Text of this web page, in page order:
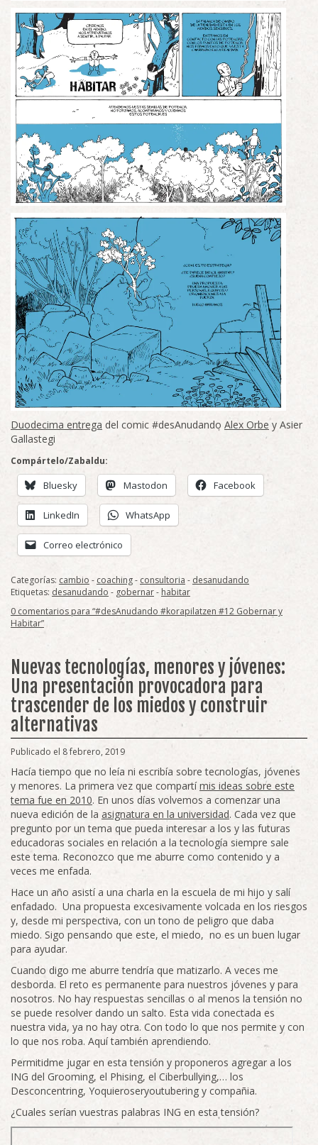
Duodecima entrega del comic #desAnudando Alex Orbey Asier
Gallastegi
Compártelo/Zabaldu:
Bluesky Mastodon Facebook
LinkedIn WhatsApp
Correo electrónico
Categorías: cambio -coaching- consultoria - desanudando
Etiquetas: desanudando - gobernar- habitar
0 comentarios para “#desAnudando #korapilatzen #12 Gobernar y
Habitar”
Nuevas tecnologías, menores y jóvenes:
Una presentación provocadora para
trascender de los miedos y construir
alternativas
Publicado el 8 febrero, 2019
Hacía tiempo que no leía ni escribía sobre tecnologías, jóvenes
y menores. La primera vez que compartímis ideas sobre este
tema fue en 2010. En unos días volvemos a comenzar una
nueva edición de la asignatura en la universidad. Cada vez que
pregunto por un tema que pueda interesar a los y las futuras
educadoras sociales en relación a la tecnología siempre sale
este tema. Reconozco que me aburre como contenido y a
veces me enfada.
Hace un año asistí a una charla en la escuela de mi hijo y salí
enfadado. Una propuesta excesivamente volcada en los riesgos
y, desde mi perspectiva, con un tono de peligro que daba
miedo. Sigo pensando que este, el miedo, no es un buen lugar
para ayudar.
Cuando digo me aburre tendría que matizarlo. A veces me
desborda. El reto es permanente para nuestros jóvenes y para
nosotros. No hay respuestas sencillas o al menos la tensión no
se puede resolver dando un salto. Esta vida conectada es
nuestra vida, ya no hay otra. Con todo lo que nos permite y con
lo que nos roba. Aquí también aprendiendo.
Permitidme jugar en esta tensión y proponeros agregar a los
ING del Grooming, el Phising, el Ciberbullying,… los
Desconcentring, Yoquieroseryoutubering y compañia.
¿Cuales serían vuestras palabras ING en esta tensión?